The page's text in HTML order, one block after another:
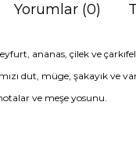
Yorumlar (0)
ananas, çilek ve
dut, müge, şakayık ve
ve meşe yosunu.